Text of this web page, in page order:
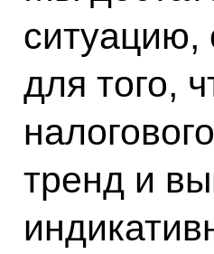
ситуацию,
для того,
тренд и